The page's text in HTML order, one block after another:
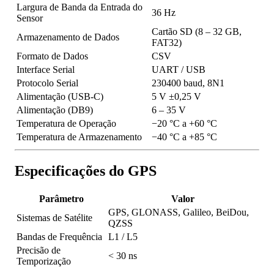
Largura de Banda da Entrada do
Sensor
36 Hz
Armazenamento de Dados
Cartão SD (8 – 32 GB,
FAT32)
Formato de Dados
CSV
Interface Serial
UART / USB
Protocolo Serial
230400 baud, 8N1
Alimentação (USB-C)
5 V ±0,25 V
Alimentação (DB9)
6 – 35 V
Temperatura de Operação
−20 °C a +60 °C
Temperatura de Armazenamento
−40 °C a +85 °C
Especificações do GPS
Parâmetro
Valor
Sistemas de Satélite
GPS, GLONASS, Galileo, BeiDou,
QZSS
Bandas de Frequência
L1 / L5
Precisão de
Temporização
< 30 ns